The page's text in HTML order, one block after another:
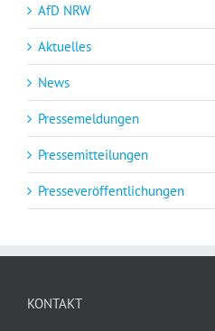
AfD NRW
Aktuelles
News
Pressemeldungen
Pressemitteilungen
Presseveröffentlichungen
KONTAKT